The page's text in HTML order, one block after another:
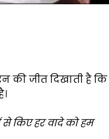
की जीत दिखाती है कि
किए हर वादे को हम